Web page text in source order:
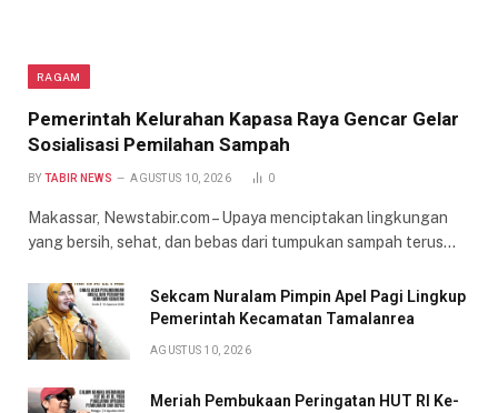
RAGAM
Pemerintah Kelurahan Kapasa Raya Gencar Gelar
Sosialisasi Pemilahan Sampah
BY TABIR NEWS AGUSTUS 10, 2026 0
Makassar, Newstabir.com – Upaya menciptakan lingkungan
yang bersih, sehat, dan bebas dari tumpukan sampah terus…
Sekcam Nuralam Pimpin Apel Pagi Lingkup
Pemerintah Kecamatan Tamalanrea
AGUSTUS 10, 2026
Meriah Pembukaan Peringatan HUT RI Ke-